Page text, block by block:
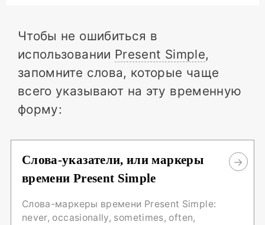
Чтобы не ошибиться в
использовании Present Simple,
запомните слова, которые чаще
всего указывают на эту временную
форму:
Слова-указатели, или маркеры
времени Present Simple
Слова-маркеры времени Present Simple:
never, occasionally, sometimes, often,